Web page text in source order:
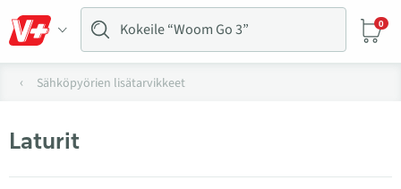
0
Sähköpyörien lisätarvikkeet
Laturit